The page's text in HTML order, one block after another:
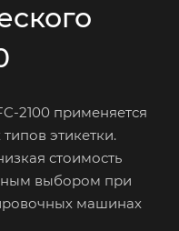
2100 применяется
этикетки.
стоимость
выбором при
машинах